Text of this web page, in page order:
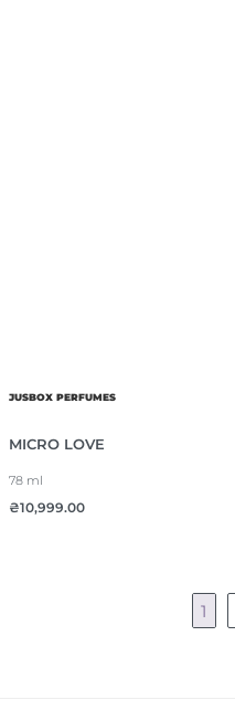
JUSBOX PERFUMES
MICRO LOVE
78 ml
₴10,999.00
1